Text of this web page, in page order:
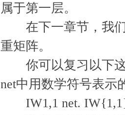
属于第一层。
在下一章节，我们
重矩阵。
你可以复习以下这
net中用数学符号表示
IW1,1 net.